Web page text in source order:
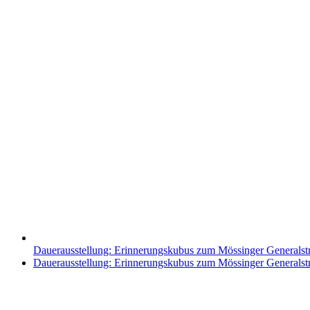
Dauerausstellung: Erinnerungskubus zum Mössinger
Nächster
Dauerausstellung: Erinnerungskubus zum Mössinger